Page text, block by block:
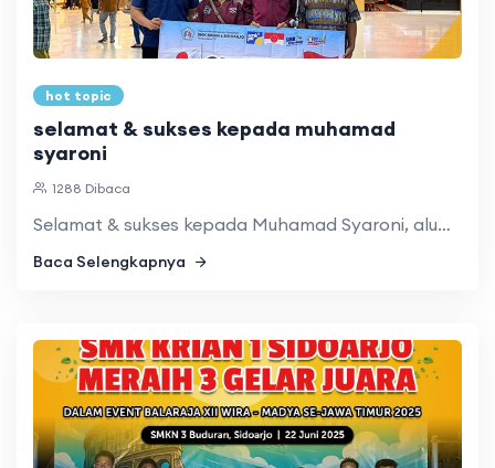
hot topic
selamat & sukses kepada muhamad
syaroni
1288 Dibaca
Selamat & sukses kepada Muhamad Syaroni, alumni Jurusan RPL ...
Baca Selengkapnya